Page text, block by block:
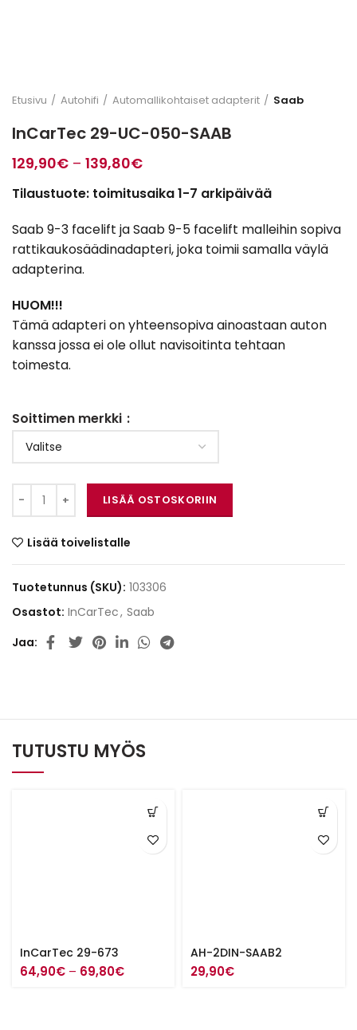
Etusivu Autohifi Automallikohtaiset adapterit Saab
InCarTec 29-UC-050-SAAB
129,90€ – 139,80€Hintaluokka:
-
Tilaustuote: toimitusaika 1-7 arkipäivää
Saab 9-3 facelift ja Saab 9-5 facelift malleihin sopiva
rattikaukosäädinadapteri, joka toimii samalla väylä
adapterina.
HUOM!!!
Tämä adapteri on yhteensopiva ainoastaan auton
kanssa jossa ei ole ollut navisoitinta tehtaan
toimesta.
Soittimen merkki
InCarTec 29-UC-050-SAAB määrä
LISÄÄ OSTOSKORIIN
Lisää toivelistalle
Tuotetunnus (SKU): 103306
Osastot: InCarTec, Saab
Jaa
TUTUSTU MYÖS
InCarTec 29-673
64,90€ – 69,80€Hintaluokka:
AH-2DIN-SAAB2
29,90€